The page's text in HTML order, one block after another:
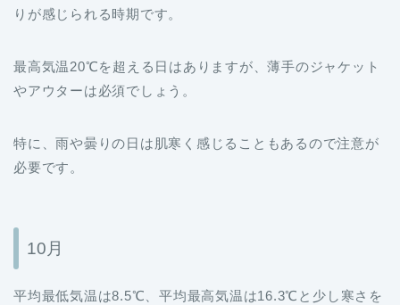
りが感じられる時期です。
最高気温20℃を超える日はありますが、薄手のジャケット
やアウターは必須でしょう。
特に、雨や曇りの日は肌寒く感じることもあるので注意が
必要です。
10月
平均最低気温は8.5℃、平均最高気温は16.3℃と少し寒さを